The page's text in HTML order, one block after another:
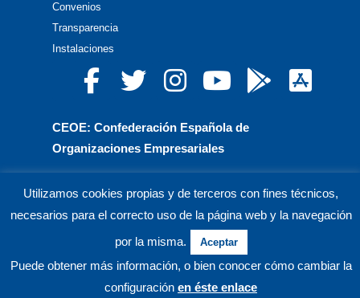
Convenios
Transparencia
Instalaciones
CEOE: Confederación Española de
Organizaciones Empresariales
y Mediana Empresa
CEA: Confederación de Empresarios de Andalucía
© CECO Confederación de Empresarios de Córdoba.
Utilizamos cookies propias y de terceros con fines técnicos,
necesarios para el correcto uso de la página web y la navegación
por la misma.
Aceptar
Puede obtener más información, o bien conocer cómo cambiar la
configuración en éste enlace